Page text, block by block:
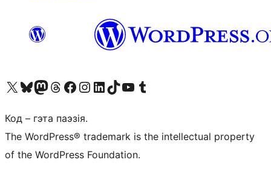
Наведайце наш акаўнт у X (былы Twitter)
Visit our Bluesky account
Visit our Mastodon account
Visit our Threads account
Наведаеце нашу старонку на Facebook
Наведайце наш Instagram
Наведайце нашу старонку ў LinkedIn
Visit our TikTok account
Наведайце наш YouTube каналVisit our Tumblr account
Код – гэта паэзія.
The WordPress® trademark is the intellectual property
of the WordPress Foundation.